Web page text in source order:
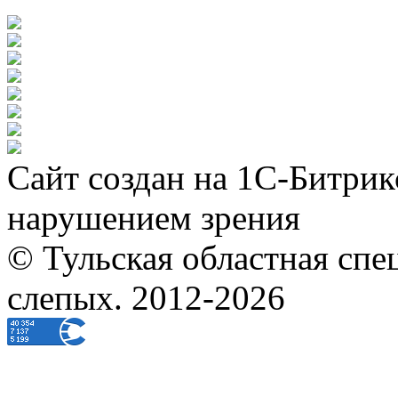
Сайт создан на 1С-
нарушением зрения
© Тульская областная
слепых. 2012-2026